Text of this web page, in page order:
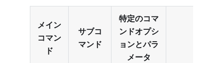
メイン
コマン
ド
サブコ
マンド
特定のコマ
ンドオプシ
ョンとパラ
メータ